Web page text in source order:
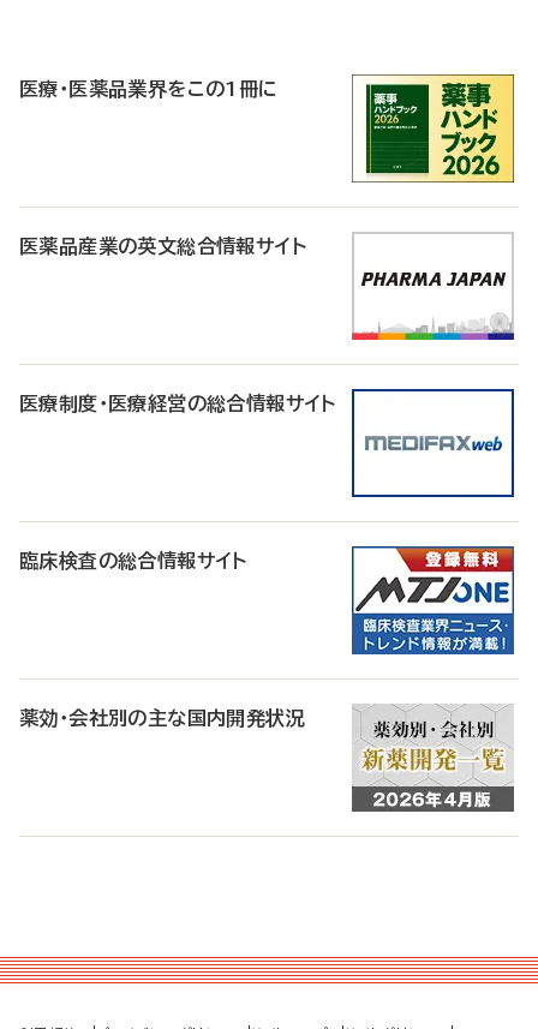
医療・医薬品業界をこの1冊に
医薬品産業の英文総合情報サイト
医療制度・医療経営の総合情報サイト
臨床検査の総合情報サイト
薬効・会社別の主な国内開発状況